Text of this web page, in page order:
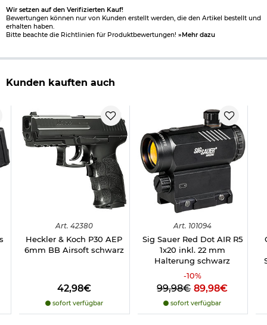
Herstellerinformationen
Wir setzen auf den Verifizierten Kauf!
Bewertungen können nur von Kunden erstellt werden, die den Artikel bestellt und
erhalten haben.
Bitte beachte die Richtlinien für Produktbewertungen! »Mehr dazu
Kunden kauften auch
Art. 42380
Heckler & Koch P30 AEP
6mm BB Airsoft schwarz
42,98€
sofort verfügbar
Art. 101094
Sig Sauer Red Dot AIR R5
1x20 inkl. 22 mm
Halterung schwarz
-10%
99,98€ 89,98€
sofort verfügbar